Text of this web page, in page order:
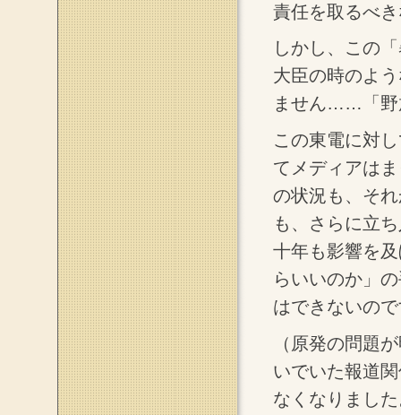
責任を取るべ
しかし、この
大臣の時のよ
ません……「野
この東電に対
てメディアは
の状況も、そ
も、さらに立
十年も影響を
らいいのか」
はできないの
（原発の問題
いでいた報道
なくなりまし